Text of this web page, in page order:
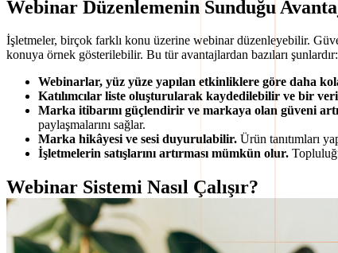
Webinar Düzenlemenin Sunduğu
İşletmeler, birçok farklı konu üzerine webinar düzenleyebilir.
konuya örnek gösterilebilir. Bu tür avantajlardan bazıları şunlardır:
Webinarlar, yüz yüze yapılan etkinliklere göre daha
Katılımcılar liste oluşturularak kaydedilebilir ve bir
Marka itibarını güçlendirir ve markaya olan güveni
paylaşmalarını sağlar.
Marka hikâyesi ve sesi duyurulabilir. Ürün tanıtımları
İşletmelerin satışlarını artırması mümkün olur.
Webinar Sistemi Nasıl Çalışır?